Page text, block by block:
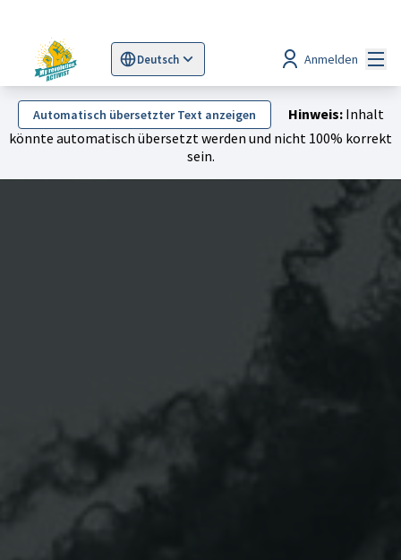
Deutsch
Sprache wählen Choose languageScegli la lingua
Anmelden
Automatisch übersetzter Text anzeigen Hinweis:Inhalt
könnte automatisch übersetzt werden und nicht 100% korrekt
sein.